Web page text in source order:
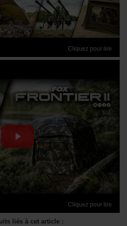
Cliquez pour lire
Cliquez pour lire
liés à cet article :